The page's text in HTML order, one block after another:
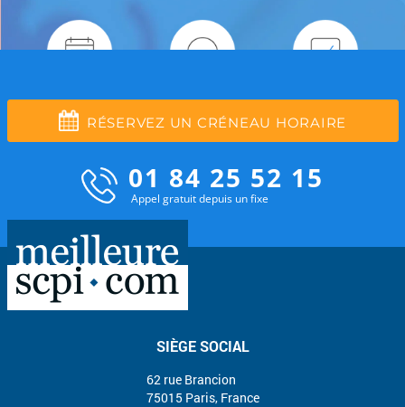
RÉSERVEZ UN CRÉNEAU HORAIRE
01 84 25 52 15
Appel gratuit depuis un fixe
SIÈGE SOCIAL
62 rue Brancion
75015 Paris, France